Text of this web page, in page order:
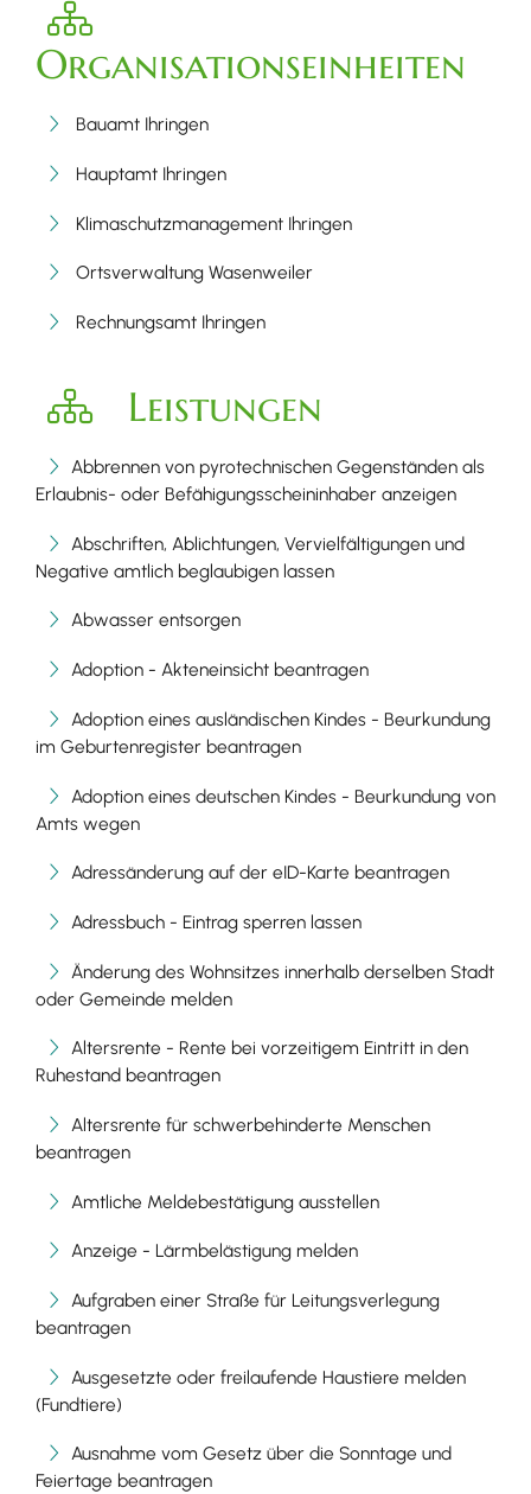
Organisationseinheiten
Bauamt Ihringen
Hauptamt Ihringen
Klimaschutzmanagement Ihringen
Ortsverwaltung Wasenweiler
Rechnungsamt Ihringen
Leistungen
Abbrennen von pyrotechnischen Gegenständen als
Erlaubnis- oder Befähigungsscheininhaber anzeigen
Abschriften, Ablichtungen, Vervielfältigungen und
Negative amtlich beglaubigen lassen
Abwasser entsorgen
Adoption - Akteneinsicht beantragen
Adoption eines ausländischen Kindes - Beurkundung
im Geburtenregister beantragen
Adoption eines deutschen Kindes - Beurkundung von
Amts wegen
Adressänderung auf der eID-Karte beantragen
Adressbuch - Eintrag sperren lassen
Änderung des Wohnsitzes innerhalb derselben Stadt
oder Gemeinde melden
Altersrente - Rente bei vorzeitigem Eintritt in den
Ruhestand beantragen
Altersrente für schwerbehinderte Menschen
beantragen
Amtliche Meldebestätigung ausstellen
Anzeige - Lärmbelästigung melden
Aufgraben einer Straße für Leitungsverlegung
beantragen
Ausgesetzte oder freilaufende Haustiere melden
(Fundtiere)
Ausnahme vom Gesetz über die Sonntage und
Feiertage beantragen